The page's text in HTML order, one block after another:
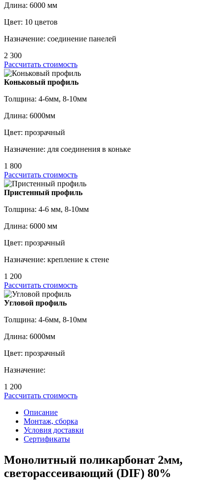
Длина: 6000 мм
Цвет: 10 цветов
Назначение: соединение панелей
2 300
Рассчитать стоимость
Коньковый профиль
Толщина: 4-6мм, 8-10мм
Длина: 6000мм
Цвет: прозрачный
Назначение: для соединения в коньке
1 800
Рассчитать стоимость
Пристенный профиль
Толщина: 4-6 мм, 8-10мм
Длина: 6000 мм
Цвет: прозрачный
Назначение: крепление к стене
1 200
Рассчитать стоимость
Угловой профиль
Толщина: 4-6мм, 8-10мм
Длина: 6000мм
Цвет: прозрачный
Назначение:
1 200
Рассчитать стоимость
Описание
Монтаж, сборка
Условия доставки
Сертификаты
Монолитный поликарбонат 2мм,
светорассеивающий (DIF) 80%